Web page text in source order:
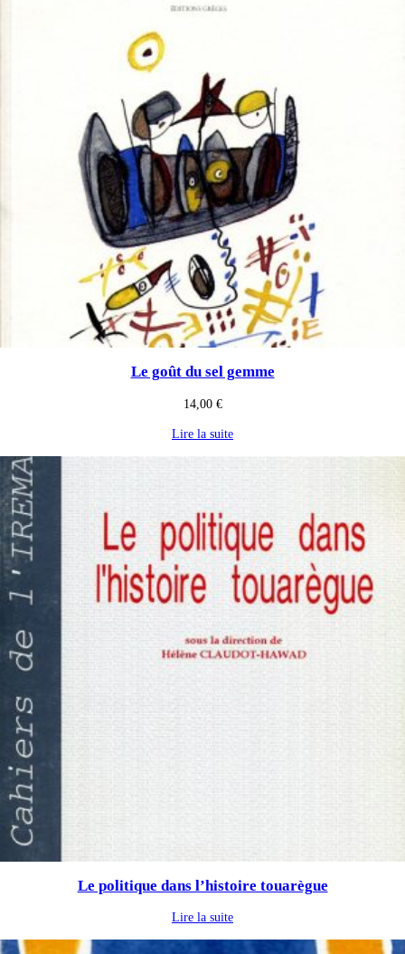
Le goût du sel gemme
14,00 €
Lire la suite
Le politique dans l’histoire touarègue
Lire la suite